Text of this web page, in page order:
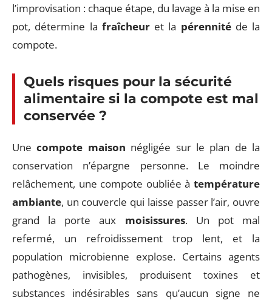
l’improvisation : chaque étape, du lavage à la mise en
pot, détermine la fraîcheuret la pérennitéde la
compote.
Quels risques pour la sécurité
alimentaire si la compote est mal
conservée ?
Unecompote maison négligée sur le plan de la
conservation n’épargne personne. Le moindre
relâchement, une compote oubliée à température
ambiante, un couvercle qui laisse passer l’air, ouvre
grand la porte aux moisissures. Un pot mal
refermé, un refroidissement trop lent, et la
population microbienne explose. Certains agents
pathogènes, invisibles, produisent toxines et
substances indésirables sans qu’aucun signe ne